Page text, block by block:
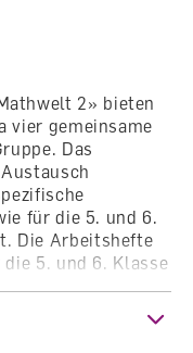
2» bieten
vier gemeinsame
Das
für die 5. und 6.
Die Arbeitshefte
5. und 6. Klasse
mit
und